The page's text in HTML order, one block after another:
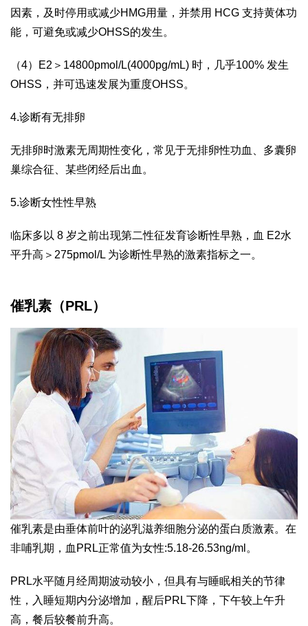
因素，及时停用或减少HMG用量，并禁用 HCG 支持黄体功
能，可避免或减少OHSS的发生。
（4）E2＞14800pmol/L(4000pg/mL) 时，几乎100% 发生
OHSS，并可迅速发展为重度OHSS。
4.诊断有无排卵
无排卵时激素无周期性变化，常见于无排卵性功血、多囊卵
巢综合征、某些闭经后出血。
5.诊断女性性早熟
临床多以 8 岁之前出现第二性征发育诊断性早熟，血 E2水
平升高＞275pmol/L 为诊断性早熟的激素指标之一。
催乳素（PRL）
催乳素是由垂体前叶的泌乳滋养细胞分泌的蛋白质激素。在
非哺乳期，血PRL正常值为女性:5.18-26.53ng/ml。
PRL水平随月经周期波动较小，但具有与睡眠相关的节律
性，入睡短期内分泌增加，醒后PRL下降，下午较上午升
高，餐后较餐前升高。